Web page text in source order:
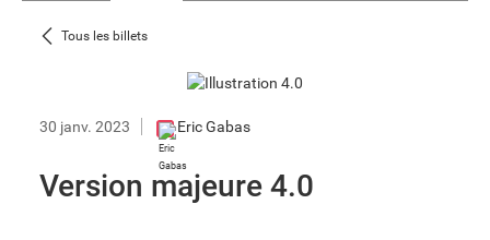
Tous les billets
30 janv. 2023 Eric Gabas
Version majeure 4.0